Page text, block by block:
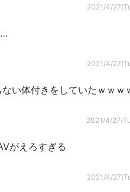
2021/4/
…
2021/4/
い体付きをしていたｗｗｗ
2021/4/
がえろすぎる
2021/4/